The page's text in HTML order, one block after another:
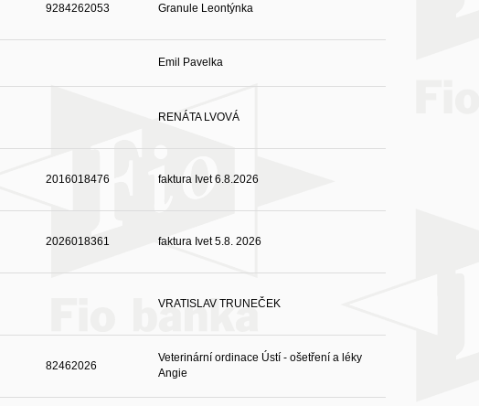
9284262053 Granule Leontýnka
Emil Pavelka
RENÁTA LVOVÁ
2016018476 faktura Ivet 6.8.2026
2026018361 faktura Ivet 5.8. 2026
VRATISLAV TRUNEČEK
82462026
Veterinární ordinace Ústí - ošetření a léky
Angie